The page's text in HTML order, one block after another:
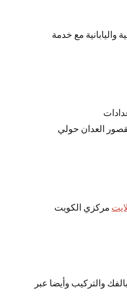
مع خدمة
و القصور العدان حولي
مركزي الكويت
والتركيب وأيضا عبر